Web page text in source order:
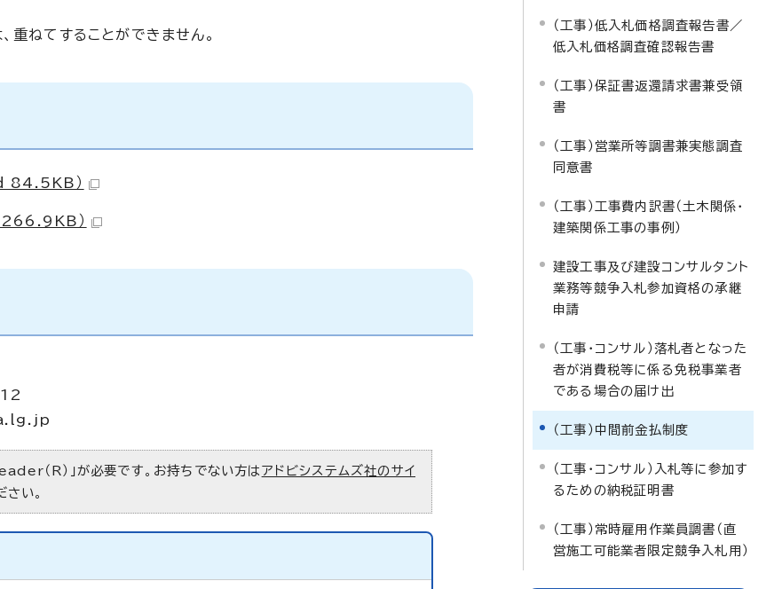
重ねてすることができません。
84.5KB）
266.9KB）
（R）」が必要です。お持ちでない方は アドビシステムズ社のサイ
さい。
（工事）低入札価格調査報告書／
低入札価格調査確認報告書
（工事）保証書返還請求書兼受領
書
（工事）営業所等調書兼実態調査
同意書
（工事）工事費内訳書（土木関係・
建築関係工事の事例）
建設工事及び建設コンサルタント
業務等競争入札参加資格の承継
申請
（工事・コンサル）落札者となった
者が消費税等に係る免税事業者
である場合の届け出
（工事）中間前金払制度
（工事・コンサル）入札等に参加す
るための納税証明書
（工事）常時雇用作業員調書（直
営施工可能業者限定競争入札用）